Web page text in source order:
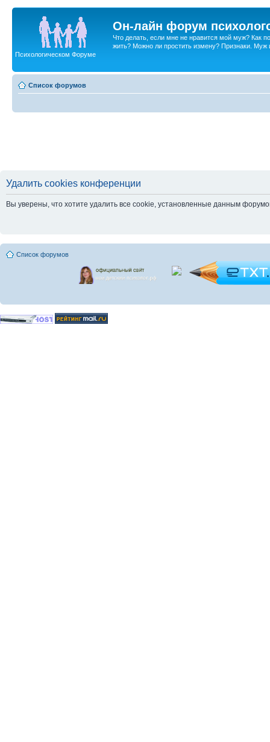
Он-лайн форум
Что делать, если мне не нравится мой муж? Как
жить? Можно ли простить измену? Признаки. Муж
Психологическом Форуме
Список форумов
Удалить cookies конференции
Вы уверены, что хотите удалить все cookie, установленные данным
Список форумов